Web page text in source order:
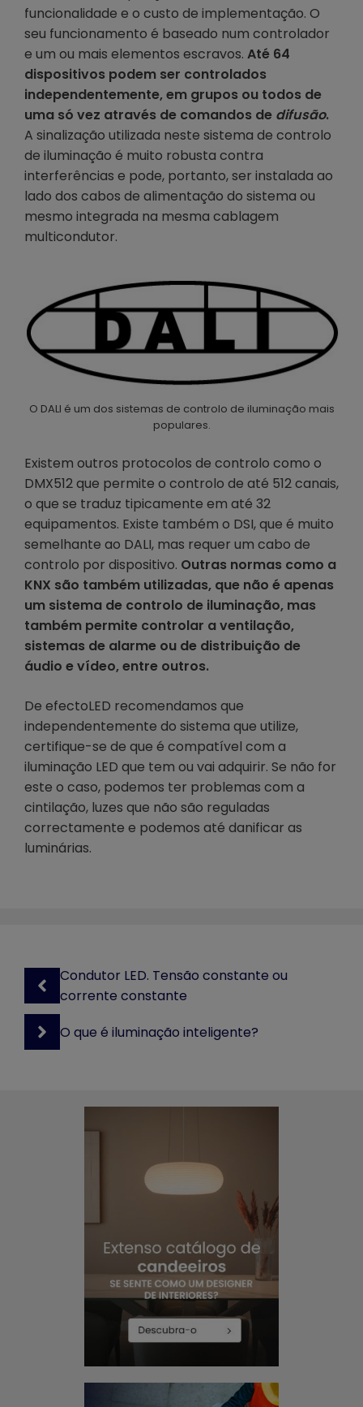
funcionalidade e o custo de implementação. O
seu funcionamento é baseado num controlador
e um ou mais elementos escravos. Até 64
dispositivos podem ser controlados
independentemente, em grupos ou todos de
uma só vez através de comandos de difusão.
A sinalização utilizada neste sistema de controlo
de iluminação é muito robusta contra
interferências e pode, portanto, ser instalada ao
lado dos cabos de alimentação do sistema ou
mesmo integrada na mesma cablagem
multicondutor.
O DALI é um dos sistemas de controlo de iluminação mais
populares.
Existem outros protocolos de controlo como o
DMX512 que permite o controlo de até 512 canais,
o que se traduz tipicamente em até 32
equipamentos. Existe também o DSI, que é muito
semelhante ao DALI, mas requer um cabo de
controlo por dispositivo. Outras normas como a
KNX são também utilizadas, que não é apenas
um sistema de controlo de iluminação, mas
também permite controlar a ventilação,
sistemas de alarme ou de distribuição de
áudio e vídeo, entre outros.
De efectoLED recomendamos que
independentemente do sistema que utilize,
certifique-se de que é compatível com a
iluminação LED que tem ou vai adquirir. Se não for
este o caso, podemos ter problemas com a
cintilação, luzes que não são reguladas
correctamente e podemos até danificar as
luminárias.
Condutor LED. Tensão constante ou
corrente constante
O que é iluminação inteligente?